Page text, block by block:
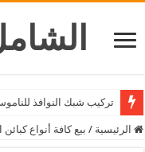
شركة تركيب ستائر
الرئيسية / بيع كافة أنواع